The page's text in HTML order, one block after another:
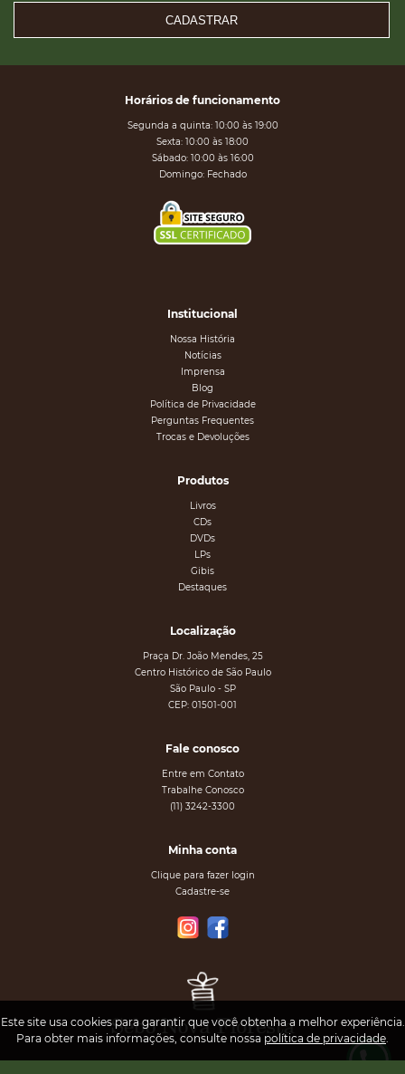
Este site usa cookies para garantir que você obtenha a melhor experiência.
Para obter mais informações, consulte nossa política de privacidade.
CADASTRAR
Horários de funcionamento
Segunda a quinta: 10:00 às 19:00
Sexta: 10:00 às 18:00
Sábado: 10:00 às 16:00
Domingo: Fechado
Institucional
Nossa História
Notícias
Imprensa
Blog
Política de Privacidade
Perguntas Frequentes
Trocas e Devoluções
Produtos
Livros
CDs
DVDs
LPs
Gibis
Destaques
Localização
Praça Dr. João Mendes, 25
Centro Histórico de São Paulo
São Paulo - SP
CEP: 01501-001
Fale conosco
Entre em Contato
Trabalhe Conosco
(11) 3242-3300
Minha conta
Clique para fazer login
Cadastre-se